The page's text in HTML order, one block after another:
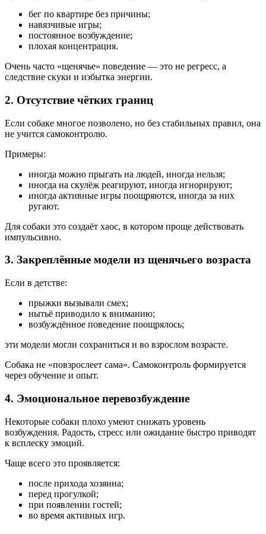
бег по квартире без причины;
навязчивые игры;
постоянное возбуждение;
плохая концентрация.
Очень часто «щенячье» поведение — это не регресс, а
следствие скуки и избытка энергии.
2. Отсутствие чётких границ
Если собаке многое позволено, но без стабильных правил, она
не учится самоконтролю.
Примеры:
иногда можно прыгать на людей, иногда нельзя;
иногда на скулёж реагируют, иногда игнорируют;
иногда активные игры поощряются, иногда за них
ругают.
Для собаки это создаёт хаос, в котором проще действовать
импульсивно.
3. Закреплённые модели из щенячьего возраста
Если в детстве:
прыжки вызывали смех;
нытьё приводило к вниманию;
возбуждённое поведение поощрялось;
эти модели могли сохраниться и во взрослом возрасте.
Собака не «повзрослеет сама». Самоконтроль формируется
через обучение и опыт.
4. Эмоциональное перевозбуждение
Некоторые собаки плохо умеют снижать уровень
возбуждения. Радость, стресс или ожидание быстро приводят
к всплеску эмоций.
Чаще всего это проявляется:
после прихода хозяина;
перед прогулкой;
при появлении гостей;
во время активных игр.